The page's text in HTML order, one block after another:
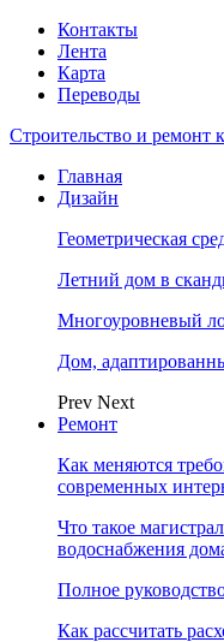
Контакты
Лента
Карта
Переводы
Строительство и ремонт
Главная
Дизайн
Геометрическая
Летний дом в
Многоуровневый
Дом,
Prev Next
Ремонт
Как меняются
современных
Что такое
водоснабжения
Полное
Как рассчитать